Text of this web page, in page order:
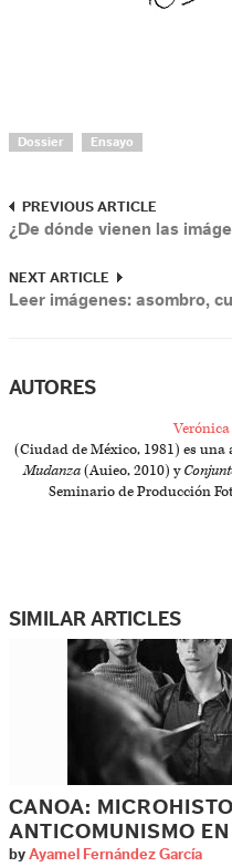
Dossier Ensayo
PREVIOUS ARTICLE
¿De dónde vienen las
NEXT ARTICLE
Leer imágenes: asombro,
AUTORES
Verónica
(Ciudad de México, 1981) es
Mudanza(Auieo, 2010) y
Seminario de Producción
SIMILAR ARTICLES
CANOA:
ANTICOMUNISMO
by Ayamel Fernández García